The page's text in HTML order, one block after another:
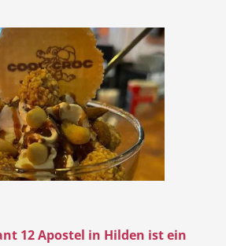
12 Apostel in Hilden ist ein